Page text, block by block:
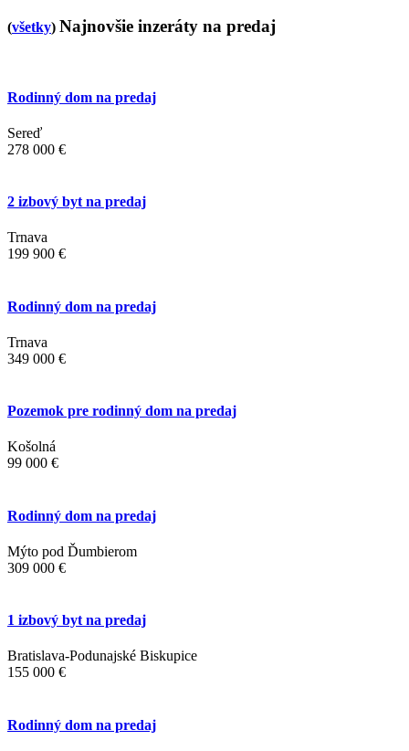
(všetky) Najnovšie inzeráty na predaj
Rodinný dom na predaj
Sereď
278 000 €
2 izbový byt na predaj
Trnava
199 900 €
Rodinný dom na predaj
Trnava
349 000 €
Pozemok pre rodinný dom na predaj
Košolná
99 000 €
Rodinný dom na predaj
Mýto pod Ďumbierom
309 000 €
1 izbový byt na predaj
Bratislava-Podunajské Biskupice
155 000 €
Rodinný dom na predaj